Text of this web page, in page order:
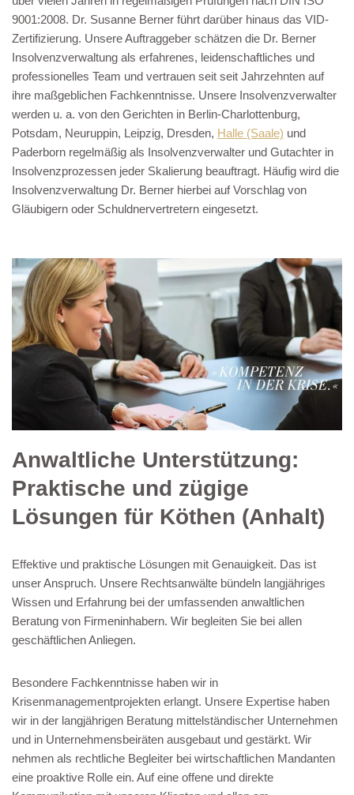
9001:2008. Dr. Susanne Berner führt darüber hinaus das VID-
Zertifizierung. Unsere Auftraggeber schätzen die Dr. Berner
Insolvenzverwaltung als erfahrenes, leidenschaftliches und
professionelles Team und vertrauen seit seit Jahrzehnten auf
ihre maßgeblichen Fachkenntnisse. Unsere Insolvenzverwalter
werden u. a. von den Gerichten in Berlin-Charlottenburg,
Potsdam, Neuruppin, Leipzig, Dresden, Halle (Saale) und
Paderborn regelmäßig als Insolvenzverwalter und Gutachter in
Insolvenzprozessen jeder Skalierung beauftragt. Häufig wird die
Insolvenzverwaltung Dr. Berner hierbei auf Vorschlag von
Gläubigern oder Schuldnervertretern eingesetzt.
Anwaltliche Unterstützung:
Praktische und zügige
Lösungen für Köthen (Anhalt)
Effektive und praktische Lösungen mit Genauigkeit. Das ist
unser Anspruch. Unsere Rechtsanwälte bündeln langjähriges
Wissen und Erfahrung bei der umfassenden anwaltlichen
Beratung von Firmeninhabern. Wir begleiten Sie bei allen
geschäftlichen Anliegen.
Besondere Fachkenntnisse haben wir in
Krisenmanagementprojekten erlangt. Unsere Expertise haben
wir in der langjährigen Beratung mittelständischer Unternehmen
und in Unternehmensbeiräten ausgebaut und gestärkt. Wir
nehmen als rechtliche Begleiter bei wirtschaftlichen Mandanten
eine proaktive Rolle ein. Auf eine offene und direkte